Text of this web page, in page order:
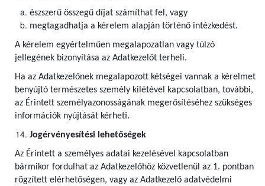
észszerű összegű díjat számíthat fel, vagy
megtagadhatja a kérelem alapján történő intézkedést.
A kérelem egyértelműen megalapozatlan vagy túlzó
jellegének bizonyítása az Adatkezelőt terheli.
Ha az Adatkezelőnek megalapozott kétségei vannak a kérelmet
benyújtó természetes személy kilétével kapcsolatban, további,
az Érintett személyazonosságának megerősítéséhez szükséges
információk nyújtását kérheti.
Jogérvényesítési lehetőségek
Az Érintett a személyes adatai kezelésével kapcsolatban
bármikor fordulhat az Adatkezelőhöz közvetlenül az 1. pontban
rögzített elérhetőségen, vagy az Adatkezelő adatvédelmi